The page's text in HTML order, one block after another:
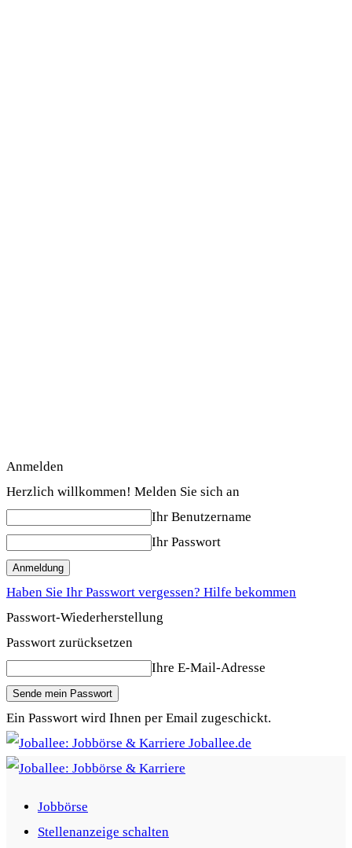
Anmelden
Herzlich willkommen! Melden Sie sich an
Ihr Benutzername
Ihr Passwort
Haben Sie Ihr Passwort vergessen? Hilfe bekommen
Passwort-Wiederherstellung
Passwort zurücksetzen
Ihre E-Mail-Adresse
Ein Passwort wird Ihnen per Email zugeschickt.
Joballee.de
Jobbörse
Stellenanzeige schalten